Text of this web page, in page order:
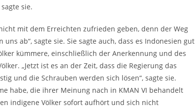
sie.
mit dem Erreichten zufrieden geben, denn der Weg
ab“, sagte sie. Sie sagte auch, dass es Indonesien gut
kümmere, einschließlich der Anerkennung und des
„Jetzt ist es an der Zeit, dass die Regierung das
und die Schrauben werden sich lösen“, sagte sie.
habe, die ihrer Meinung nach in KMAN VI behandelt
indigene Völker sofort aufhört und sich nicht